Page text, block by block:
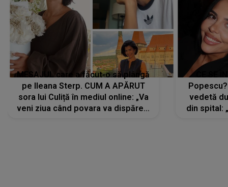
MESAJUL care a făcut-o să plângă
pe Ileana Sterp. CUM A APĂRUT
sora lui Culiță în mediul online: „Va
veni ziua când povara va dispărea,
vedetă
din spital: